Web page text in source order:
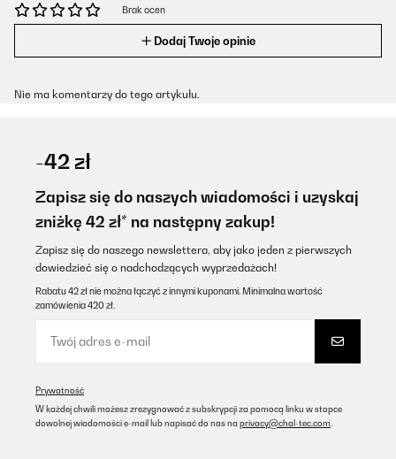
Brak ocen
Dodaj Twoje opinie
Nie ma komentarzy do tego artykułu.
-42 zł
Zapisz się do naszych wiadomości i uzyskaj
zniżkę 42 zł* na następny zakup!
Zapisz się do naszego newslettera, aby jako jeden z pierwszych
dowiedzieć się o nadchodzących wyprzedażach!
Rabatu 42 zł nie można łączyć z innymi kuponami. Minimalna wartość
zamówienia 420 zł.
Prywatność
W każdej chwili możesz zrezygnować z subskrypcji za pomocą linku w stopce
dowolnej wiadomości e-mail lub napisać do nas na privacy@chal-tec.com